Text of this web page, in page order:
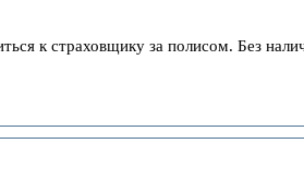
к страховщику за полисом. Без